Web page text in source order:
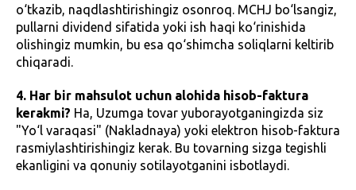
o‘tkazib, naqdlashtirishingiz osonroq. MCHJ bo‘lsangiz,
pullarni dividend sifatida yoki ish haqi ko‘rinishida
olishingiz mumkin, bu esa qo‘shimcha soliqlarni keltirib
chiqaradi.
4. Har bir mahsulot uchun alohida hisob-faktura
kerakmi? Ha, Uzumga tovar yuborayotganingizda siz
"Yo‘l varaqasi" (Nakladnaya) yoki elektron hisob-faktura
rasmiylashtirishingiz kerak. Bu tovarning sizga tegishli
ekanligini va qonuniy sotilayotganini isbotlaydi.